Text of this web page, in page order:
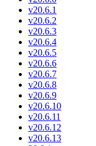
v20.6.1
v20.6.2
v20.6.3
v20.6.4
v20.6.5
v20.6.6
v20.6.7
v20.6.8
v20.6.9
v20.6.10
v20.6.11
v20.6.12
v20.6.13